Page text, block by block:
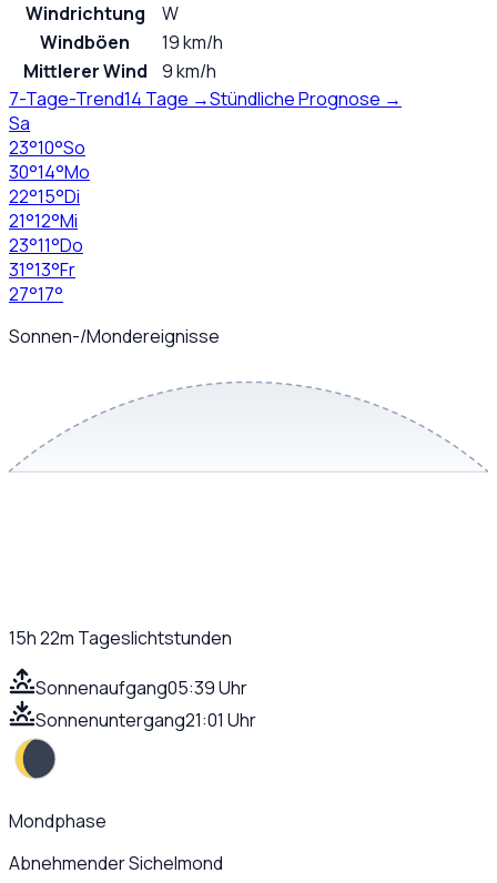
Windrichtung
W
Windböen
19 km/h
Mittlerer Wind
9 km/h
7-Tage-Trend14 Tage →Stündliche Prognose →
Sa
23°10°So
30°14°Mo
22°15°Di
21°12°Mi
23°11°Do
31°13°Fr
27°17°
Sonnen-/Mondereignisse
15h 22m Tageslichtstunden
Sonnenaufgang05:39 Uhr
Sonnenuntergang21:01 Uhr
Mondphase
Abnehmender Sichelmond